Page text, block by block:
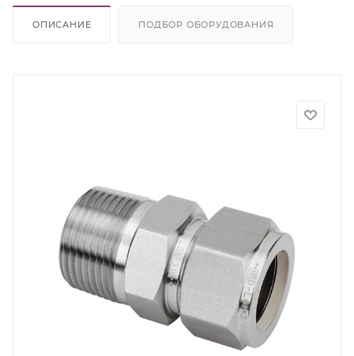
ОПИСАНИЕ ПОДБОР ОБОРУДОВАНИЯ